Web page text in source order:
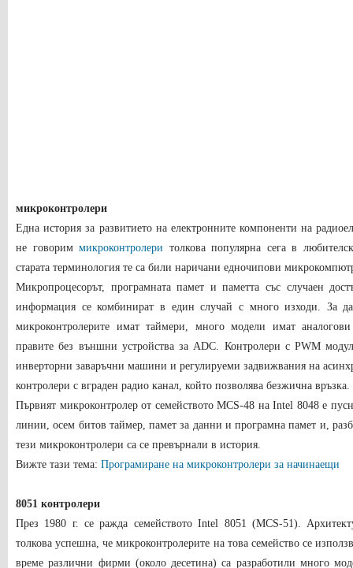
микроконтролери
Една история за развитието на електронните компоненти на
не говориммикроконтролери толкова популярна сега в
старата терминология те са били наричани едночипови
Микропроцесорът, програмната памет и паметта със случаен
информация се комбинират в един случай с много изходи. За да
микроконтролерите имат таймери, много модели имат
правите без външни устройства за ADC. Контролери с PWM
инверторни заваръчни машини и регулируеми задвижвания на
контролери с вграден радио канал, който позволява безжична връзка.
Първият микроконтролер от семейството MCS-48 на Intel 8048 е
линии, осем битов таймер, памет за данни и програмна памет и,
тези микроконтролери са се превърнали в история.
Вижте тази тема: Програмиране на микроконтролери за начинаещи
8051 контролери
През 1980 г. се ражда семейството Intel 8051 (MCS-51).
толкова успешна, че микроконтролерите на това семейство се
време различни фирми (около десетина) са разработили много